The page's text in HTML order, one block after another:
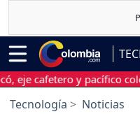
cafetero y pacífico
Tecnología Noticias